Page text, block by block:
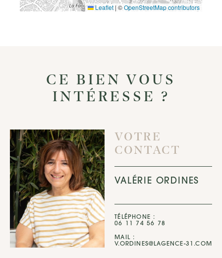
Leaflet |©OpenStreetMap contributors
CE BIEN VOUS
INTÉRESSE ?
VOTRE
CONTACT
VALÉRIE ORDINES
TÉLÉPHONE :
06 11 74 56 78
MAIL :
V.ORDINES@LAGENCE-31.COM